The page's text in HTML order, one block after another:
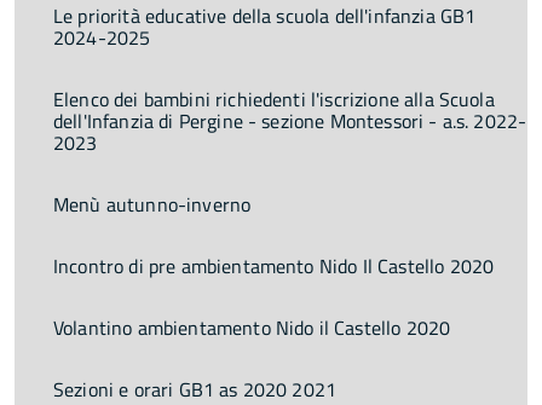
Le priorità educative della scuola dell'infanzia GB1
2024-2025
Elenco dei bambini richiedenti l'iscrizione alla Scuola
dell'Infanzia di Pergine - sezione Montessori - a.s. 2022-
2023
Menù autunno-inverno
Incontro di pre ambientamento Nido Il Castello 2020
Volantino ambientamento Nido il Castello 2020
Sezioni e orari GB1 as 2020 2021